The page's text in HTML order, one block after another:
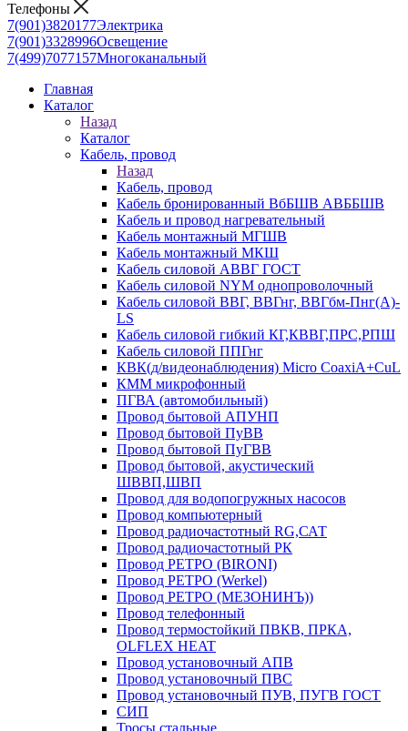
Телефоны
7(901)3820177Электрика
7(901)3328996Освещение
7(499)7077157Многоканальный
Главная
Каталог
Назад
Каталог
Кабель, провод
Назад
Кабель, провод
Кабель бронированный ВбБШВ АВББШВ
Кабель и провод нагревательный
Кабель монтажный МГШВ
Кабель монтажный МКШ
Кабель силовой АВВГ ГОСТ
Кабель силовой NYM однопроволочный
Кабель силовой ВВГ, ВВГнг, ВВГбм-Пнг(А)-
LS
Кабель силовой гибкий КГ,КВВГ,ПРС,РПШ
Кабель силовой ППГнг
КВК(д/видеонаблюдения) Micro CoaxiA+CuL
КММ микрофонный
ПГВА (автомобильный)
Провод бытовой АПУНП
Провод бытовой ПуВВ
Провод бытовой ПуГВВ
Провод бытовой, акустический
ШВВП,ШВП
Провод для водопогружных насосов
Провод компьютерный
Провод радиочастотный RG,САТ
Провод радиочастотный РК
Провод РЕТРО (BIRONI)
Провод РЕТРО (Werkel)
Провод РЕТРО (МЕЗОНИНЪ))
Провод телефонный
Провод термостойкий ПВКВ, ПРКА,
OLFLEX HEAT
Провод установочный АПВ
Провод установочный ПВС
Провод установочный ПУВ, ПУГВ ГОСТ
СИП